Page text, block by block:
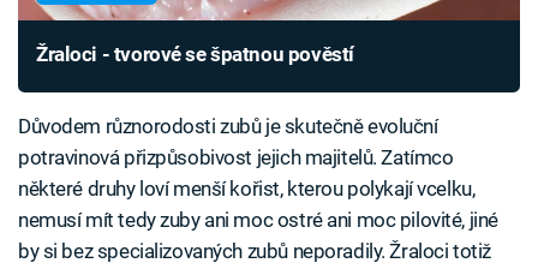
Žraloci - tvorové se špatnou pověstí
Důvodem různorodosti zubů je skutečně evoluční
potravinová přizpůsobivost jejich majitelů. Zatímco
některé druhy loví menší kořist, kterou polykají vcelku,
nemusí mít tedy zuby ani moc ostré ani moc pilovité, jiné
by si bez specializovaných zubů neporadily. Žraloci totiž